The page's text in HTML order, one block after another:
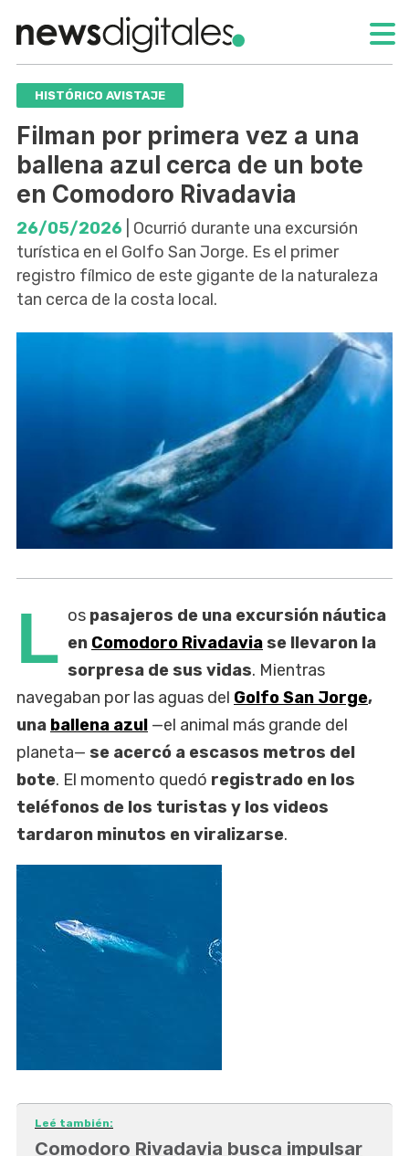
HISTÓRICO AVISTAJE
Filman por primera vez a una
ballena azul cerca de un bote
en Comodoro Rivadavia
26/05/2026 | Ocurrió durante una excursión
turística en el Golfo San Jorge. Es el primer
registro fílmico de este gigante de la naturaleza
tan cerca de la costa local.
L os pasajeros de una excursión náutica
en Comodoro Rivadavia se llevaron la
sorpresa de sus vidas. Mientras
navegaban por las aguas del Golfo San Jorge,
una ballena azul —el animal más grande del
planeta— se acercó a escasos metros del
bote. El momento quedó registrado en los
teléfonos de los turistas y los videos
tardaron minutos en viralizarse.
Leé también:
Comodoro Rivadavia busca impulsar